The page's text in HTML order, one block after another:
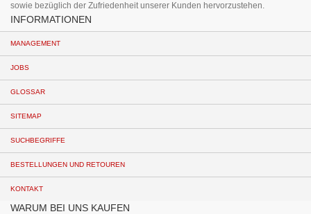
sowie bezüglich der Zufriedenheit unserer Kunden hervorzustehen.
INFORMATIONEN
MANAGEMENT
JOBS
GLOSSAR
SITEMAP
SUCHBEGRIFFE
BESTELLUNGEN UND RETOUREN
KONTAKT
WARUM BEI UNS KAUFEN